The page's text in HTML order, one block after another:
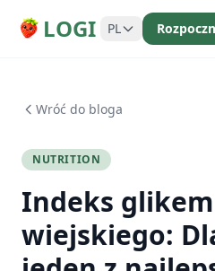
LOGI PL
Wróć do bloga
NUTRITION
Indeks
wiejskiego: